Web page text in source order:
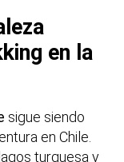
en la
sigue siendo
en Chile.
turquesa y